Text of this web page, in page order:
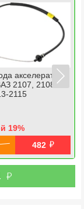
акселератора
2107, 2108-
2115
19%
482 й
й